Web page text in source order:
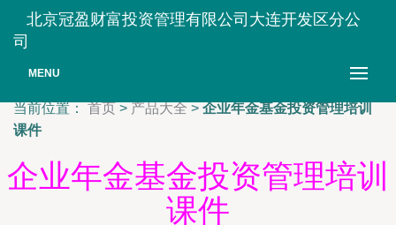
北京冠盈财富投资管理有限公司大连开发区分公
司
MENU
当前位置： 首页 > 产品大全 > 企业年金基金投资管理培训
课件
企业年金基金投资管理培训
课件